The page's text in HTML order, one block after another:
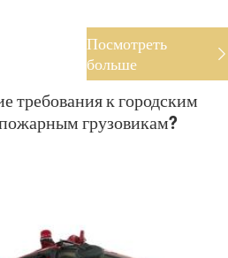
Посмотреть
больше

требования к городским
грузовикам?